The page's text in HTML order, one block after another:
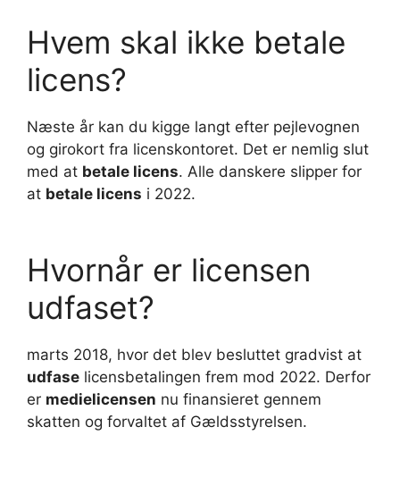
Hvem skal ikke betale
licens?
Næste år kan du kigge langt efter pejlevognen
og girokort fra licenskontoret. Det er nemlig slut
med at betale licens. Alle danskere slipper for
at betale licens i 2022.
Hvornår er licensen
udfaset?
marts 2018, hvor det blev besluttet gradvist at
udfase licensbetalingen frem mod 2022. Derfor
er medielicensen nu finansieret gennem
skatten og forvaltet af Gældsstyrelsen.